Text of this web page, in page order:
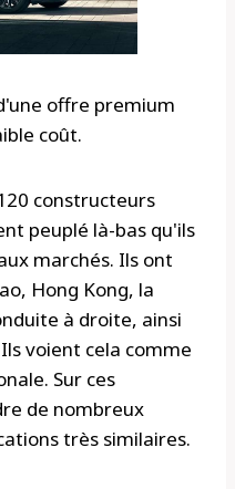
offre premium
coût.
constructeurs
peuplé là-bas qu'ils
marchés. Ils ont
Hong Kong, la
à droite, ainsi
voient cela comme
Sur ces
de nombreux
très similaires.